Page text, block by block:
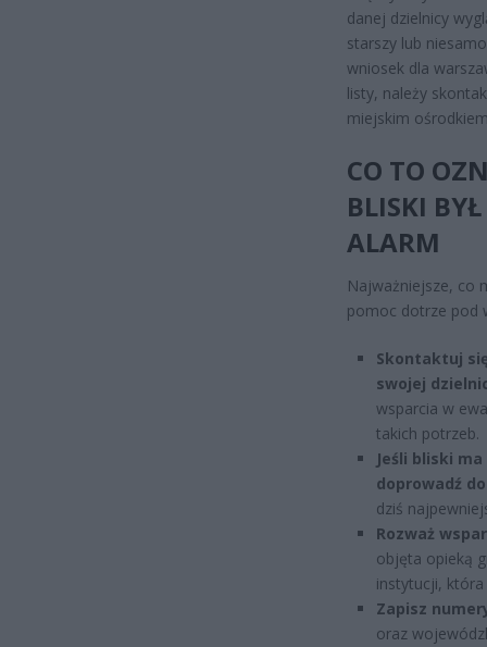
danej dzielnicy
starszy lub
wniosek dla
listy, należy
miejskim
CO TO
BLISKI
ALARM
Najważniejsze, co
pomoc dotrze pod
Skontaktuj
swojej
wsparcia w
takich potrzeb.
Jeśli bliski
doprowadź
dziś
Rozważ
objęta opieką
instytucji,
Zapisz
oraz